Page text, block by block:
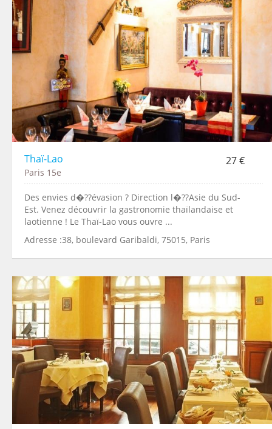
Thaï-Lao 27 €
Paris 15e
Des envies d�??évasion ? Direction l�??Asie du Sud-
Est. Venez découvrir la gastronomie thaïlandaise et
laotienne ! Le Thaï-Lao vous ouvre ...
Adresse :38, boulevard Garibaldi, 75015, Paris